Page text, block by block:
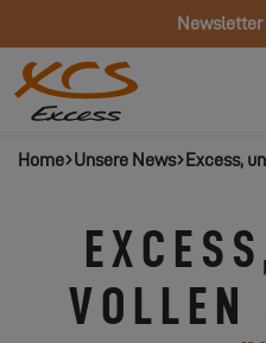
Newsletter
Home Unsere News Excess,
VOLLEN